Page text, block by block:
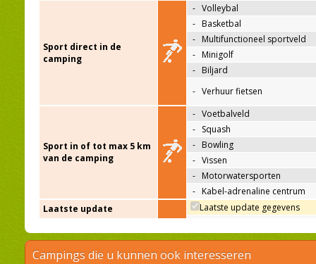
Sport direct in de
camping
- Volleybal
- Basketbal
- Multifunctioneel sportveld
- Minigolf
- Biljard
- Verhuur fietsen
Sport in of tot max 5 km
van de camping
- Voetbalveld
- Squash
- Bowling
- Vissen
- Motorwatersporten
- Kabel-adrenaline centrum
Laatste update
Laatste update gegevens
Campings die u kunnen ook interesseren